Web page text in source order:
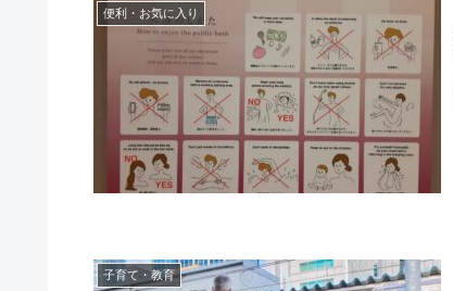
便利・お気に入り
子育て・教育